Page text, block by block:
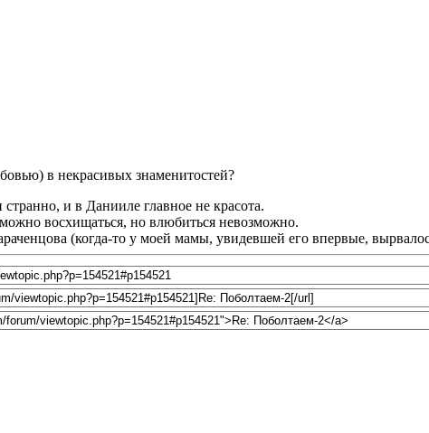
в некрасивых знаменитостей?
и в Данииле главное не красота.
восхищаться, но влюбиться невозможно.
(когда-то у моей мамы, увидевшей его впервые,